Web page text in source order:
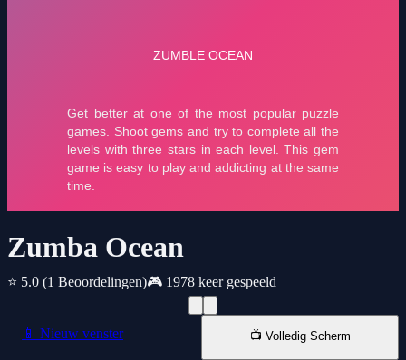
Zumba Ocean
⭐ 5.0 (1 Beoordelingen)🎮 1978 keer gespeeld
📱 Nieuw venster 📺 Volledig Scherm